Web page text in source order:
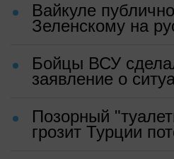
Вайкуле
Зеленскому на
Бойцы ВСУ
заявление о
Позорный
грозит Турции